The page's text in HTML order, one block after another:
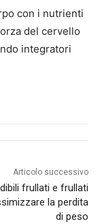
con i nutrienti
del cervello
integratori
Articolo successivo
frullati e frullati
la perdita
di peso